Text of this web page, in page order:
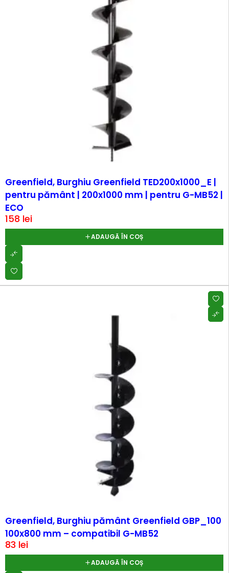
Greenfield, Burghiu Greenfield TED200x1000_E |
pentru pământ | 200x1000 mm | pentru G-MB52 |
ECO
158 lei
ADAUGĂ ÎN COȘ
Greenfield, Burghiu pământ Greenfield GBP_100
100x800 mm – compatibil G-MB52
83 lei
ADAUGĂ ÎN COȘ